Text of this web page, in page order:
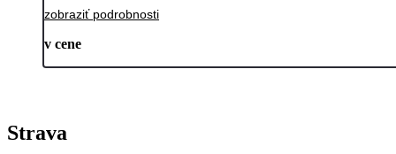
zobraziť podrobnosti
v cene
Strava